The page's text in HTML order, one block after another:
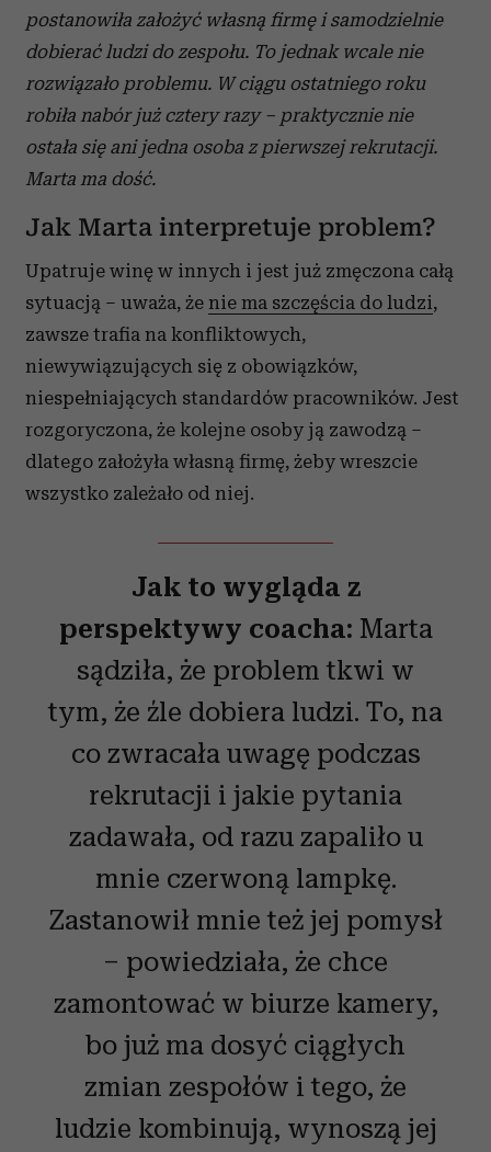
postanowiła założyć własną firmę i samodzielnie
dobierać ludzi do zespołu. To jednak wcale nie
rozwiązało problemu. W ciągu ostatniego roku
robiła nabór już cztery razy – praktycznie nie
ostała się ani jedna osoba z pierwszej rekrutacji.
Marta ma dość.
Jak Marta interpretuje problem?
Upatruje winę w innych i jest już zmęczona całą
sytuacją – uważa, że nie ma szczęścia do ludzi,
zawsze trafia na konfliktowych,
niewywiązujących się z obowiązków,
niespełniających standardów pracowników. Jest
rozgoryczona, że kolejne osoby ją zawodzą –
dlatego założyła własną firmę, żeby wreszcie
wszystko zależało od niej.
Jak to wygląda z
perspektywy coacha: Marta
sądziła, że problem tkwi w
tym, że źle dobiera ludzi. To, na
co zwracała uwagę podczas
rekrutacji i jakie pytania
zadawała, od razu zapaliło u
mnie czerwoną lampkę.
Zastanowił mnie też jej pomysł
– powiedziała, że chce
zamontować w biurze kamery,
bo już ma dosyć ciągłych
zmian zespołów i tego, że
ludzie kombinują, wynoszą jej